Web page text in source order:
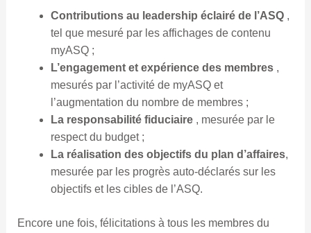
Contributions au leadership éclairé de l’ASQ,
tel que mesuré par les affichages de contenu
myASQ ;
L’engagement et expérience des membres,
mesurés par l’activité de myASQ et
l’augmentation du nombre de membres ;
La responsabilité fiduciaire, mesurée par le
respect du budget ;
La réalisation des objectifs du plan d’affaires,
mesurée par les progrès auto-déclarés sur les
objectifs et les cibles de l’ASQ.
Encore une fois, félicitations à tous les membres du